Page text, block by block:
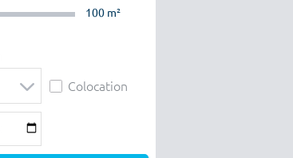
100 m²
Colocation